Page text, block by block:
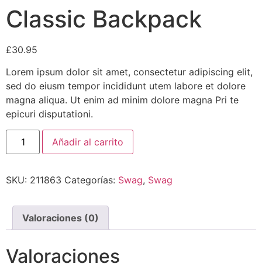
Classic Backpack
£30.95
Lorem ipsum dolor sit amet, consectetur adipiscing elit,
sed do eiusm tempor incididunt utem labore et dolore
magna aliqua. Ut enim ad minim dolore magna Pri te
epicuri disputationi.
Classic
Backpack
cantidad
Añadir al carrito
SKU: 211863 Categorías: Swag, Swag
Valoraciones (0)
Valoraciones